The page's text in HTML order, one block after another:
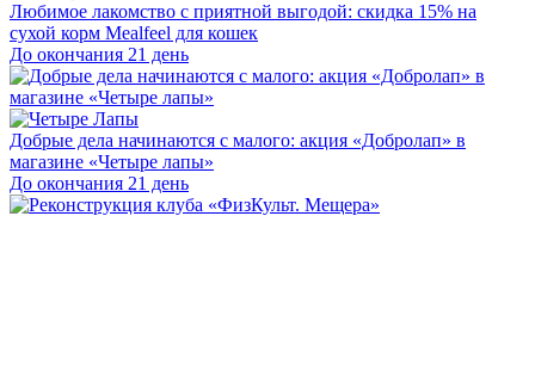
Любимое лакомство с приятной выгодой: скидка 15% на
сухой корм Mealfeel для кошек
До окончания 21 день
Добрые дела начинаются с малого: акция «Добролап» в
магазине «Четыре лапы»
До окончания 21 день